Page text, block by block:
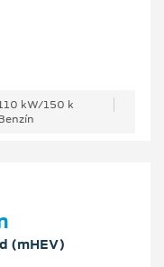
kW/150 k
(mHEV)